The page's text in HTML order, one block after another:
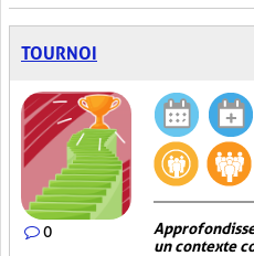
TOURNOI
0
un contexte